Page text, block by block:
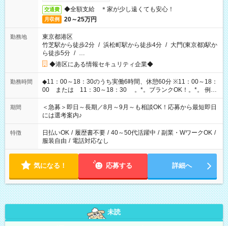
交通費 ◆全額支給 ＊家が少し遠くても安心！
月収例 20～25万円
勤務地
東京都港区
竹芝駅から徒歩2分 / 浜松町駅から徒歩4分 / 大門(東京都)駅か
ら徒歩5分 / …
◆港区にある情報セキュリティ企業◆
勤務時間
◆11：00～18：30のうち実働6時間、休憩60分 ※11：00～18：
00 または 11：30～18：30 。*。ブランクOK！。*。 例え
ば前職が、 在宅/財団法人/事務/コールセンター/受付/販売/カフェ
スタッフ スイーツ販売/ホテルフロント/化粧品販売/など 様々な
業界から入社して活躍されています♪
期間
＜急募＞即日～長期／8月～9月～も相談OK！応募から最短即日
には選考案内♪
特徴 日払いOK / 履歴書不要 / 40～50代活躍中 / 副業・WワークOK /
服装自由 / 電話対応なし
気になる！ 応募する 詳細へ
未読